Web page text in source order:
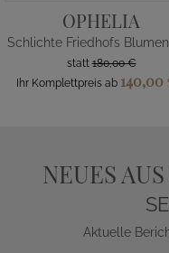
OPHELIA
Schlichte Friedhofs
statt180,00 €
Ihr Komplettpreis ab 140,00
NEUES
Aktuelle